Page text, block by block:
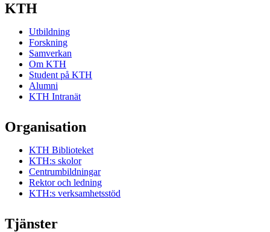
KTH
Utbildning
Forskning
Samverkan
Om KTH
Student på KTH
Alumni
KTH Intranät
Organisation
KTH Biblioteket
KTH:s skolor
Centrumbildningar
Rektor och ledning
KTH:s verksamhetsstöd
Tjänster